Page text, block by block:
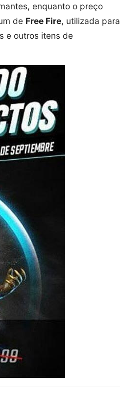
enquanto o preço
de Free Fire, utilizada para
e outros itens de